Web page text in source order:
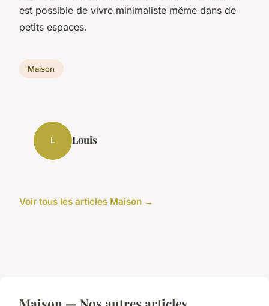
est possible de vivre minimaliste même dans de
petits espaces.
Maison
L Louis
Voir tous les articles Maison →